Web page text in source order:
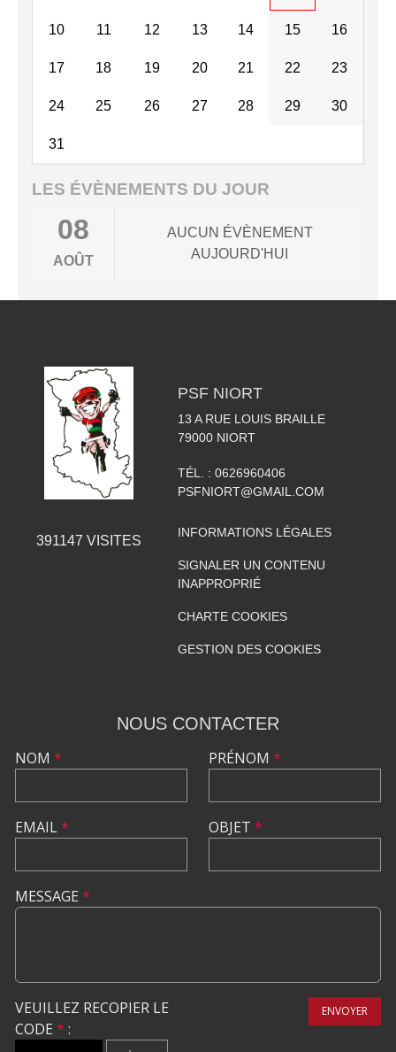
10 11 12 13 14 15 16
17 18 19 20 21 22 23
24 25 26 27 28 29 30
31
LES ÉVÈNEMENTS DU JOUR
08
AOÛT
AUCUN ÉVÈNEMENT
AUJOURD'HUI
391147 VISITES
PSF NIORT
13 A RUE LOUIS BRAILLE
79000 NIORT
TÉL. : 0626960406
PSFNIORT@GMAIL.COM
INFORMATIONS LÉGALES
SIGNALER UN CONTENU
INAPPROPRIÉ
CHARTE COOKIES
GESTION DES COOKIES
NOUS CONTACTER
NOM *
EMAIL*
PRÉNOM *
OBJET *
MESSAGE *
VEUILLEZ RECOPIER LE
CODE * :
ENVOYER